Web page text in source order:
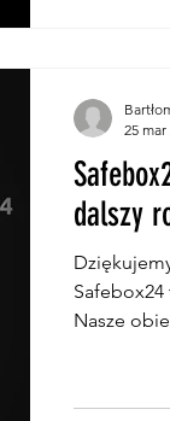
dalszy
Safebox24
Nasze
25 mar